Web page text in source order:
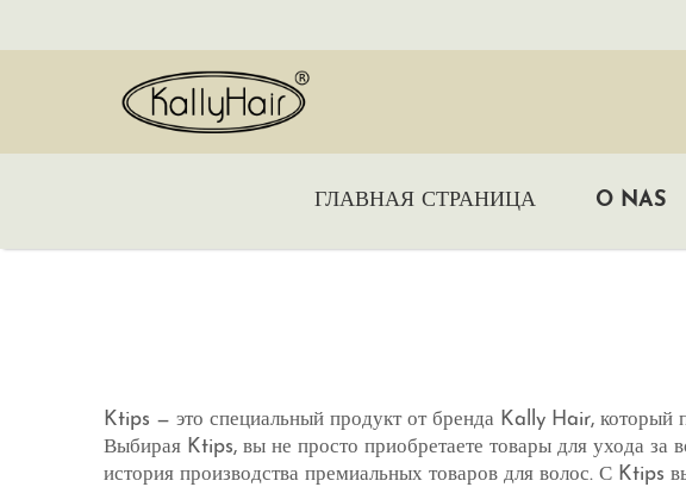
ГЛАВНАЯ СТРАНИЦА O NAS
Ktips — это специальный продукт от бренда Kally Hair, который
Выбирая Ktips, вы не просто приобретаете товары для ухода
история производства премиальных товаров для волос. С